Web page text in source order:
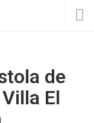
de
El